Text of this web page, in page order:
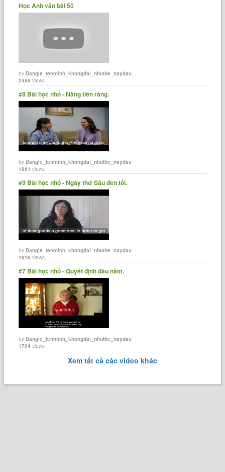
Học Anh văn bài 50
byDangle_tenminh_khongdai_nhuthe_naydau
2466 views
#8 Bài học nhỏ - Nàng tiên răng.
byDangle_tenminh_khongdai_nhuthe_naydau
1961 views
#9 Bài học nhỏ - Ngày thứ Sáu đen tối.
byDangle_tenminh_khongdai_nhuthe_naydau
1616 views
#7 Bài học nhỏ - Quyết định đầu năm.
byDangle_tenminh_khongdai_nhuthe_naydau
1704 views
Xem tất cả các video khác